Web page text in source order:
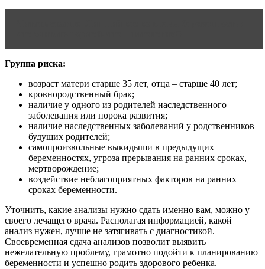
Группа риска:
возраст матери старше 35 лет, отца – старше 40 лет;
кровнородственный брак;
наличие у одного из родителей наследственного
заболевания или порока развития;
наличие наследственных заболеваний у родственников
будущих родителей;
самопроизвольные выкидыши в предыдущих
беременностях, угроза прерывания на ранних сроках,
мертворождение;
воздействие неблагоприятных факторов на ранних
сроках беременности.
Уточнить, какие анализы нужно сдать именно вам, можно у
своего лечащего врача. Располагая информацией, какой
анализ нужен, лучше не затягивать с диагностикой.
Своевременная сдача анализов позволит выявить
нежелательную проблему, грамотно подойти к планированию
беременности и успешно родить здорового ребенка.